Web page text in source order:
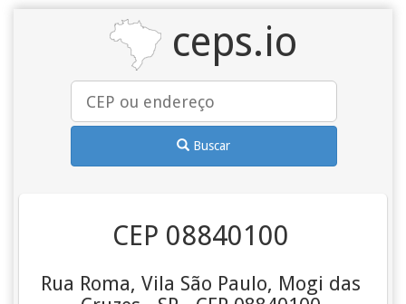
ceps.io
Buscar
CEP 08840100
Rua Roma, Vila São Paulo, Mogi das